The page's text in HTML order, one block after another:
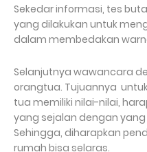
Sekedar informasi, tes
yang dilakukan untuk
dalam membedakan
Selanjutnya wawancara
orangtua. Tujuannya
tua memiliki nilai-nilai,
yang sejalan dengan
Sehingga, diharapkan
rumah bisa selaras.